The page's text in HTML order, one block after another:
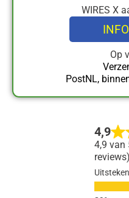
WIRES X
Op
PostNL,
4,9
4,9 van
reviews)